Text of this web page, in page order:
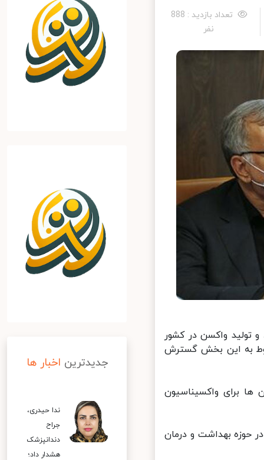
تعداد بازدید : 888
نفر
تولید واکسن در کشور
به این بخش گسترش
برای واکسیناسیون
حوزه بهداشت و درمان
جدیدترین اخبار ها
ندا حیدری،
جراح
دندانپزشک
هشدار داد؛